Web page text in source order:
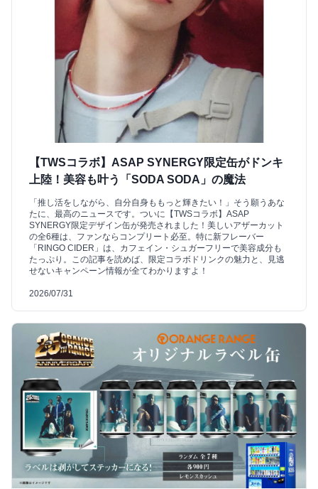
【TWSコラボ】ASAP SYNERGY限定缶がドンキ
上陸！美容も叶う「SODA SODA」の魔法
「推し活をしながら、自分自身ももっと輝きたい！」そう願うあな
たに、最高のニュースです。ついに【TWSコラボ】ASAP
SYNERGY限定デザイン缶が発売されました！美しいアザーカット
の全6種は、ファンならコンプリート必至。特に新フレーバー
「RINGO CIDER」は、カフェイン・シュガーフリーで美容成分も
たっぷり。この記事を読めば、限定コラボドリンクの魅力と、見逃
せないキャンペーン情報が全てわかりますよ！
2026/07/31